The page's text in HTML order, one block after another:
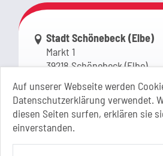
Auf unserer Webseite werden
Datenschutzerklärung verwendet.
diesen Seiten surfen, erklären sie
einverstanden.
Link zur Google-Maps Navigation
Stadt Schönebeck (Elbe)
Markt 1
39218 Schönebeck (Elbe)
+49 3928 710-0
+49 3928 710-199
stadt.sbk[at]schoenebeck-
www.schoenebeck.de